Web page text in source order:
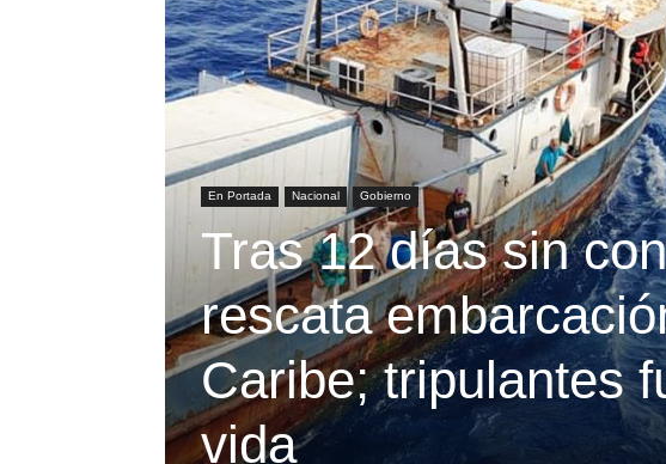
En Portada Nacional Gobierno
Tras 12 días sin
rescata
Caribe; tripulantes
vida